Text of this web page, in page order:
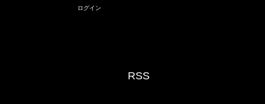
ログイン
RSS